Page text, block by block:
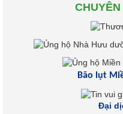
Bão lụt
Đại